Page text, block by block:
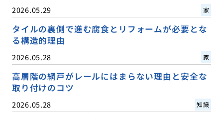
2026.05.29 家
タイルの裏側で進む腐食とリフォームが必要とな
る構造的理由
2026.05.28 家
高層階の網戸がレールにはまらない理由と安全な
取り付けのコツ
2026.05.28 知識